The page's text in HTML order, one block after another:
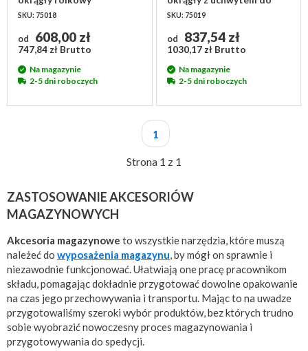
715x715x120 mm,
SKU: 75018
od 608,00 zł
747,84 zł Brutto
Na magazynie
2-5 dni roboczych
pchania 715x715x930 mm,
SKU: 75019
od 837,54 zł
1030,17 zł Brutto
Na magazynie
2-5 dni roboczych
Strona 1 z 1
1
ZASTOSOWANIE AKCESORIÓW
MAGAZYNOWYCH
Akcesoria magazynowe to wszystkie narzędzia, które muszą
należeć do wyposażenia magazynu, by mógł on sprawnie i
niezawodnie funkcjonować. Ułatwiają one pracę pracownikom
składu, pomagając dokładnie przygotować dowolne opakowanie
na czas jego przechowywania i transportu. Mając to na uwadze
przygotowaliśmy szeroki wybór produktów, bez których trudno
sobie wyobrazić nowoczesny proces magazynowania i
przygotowywania do spedycji.